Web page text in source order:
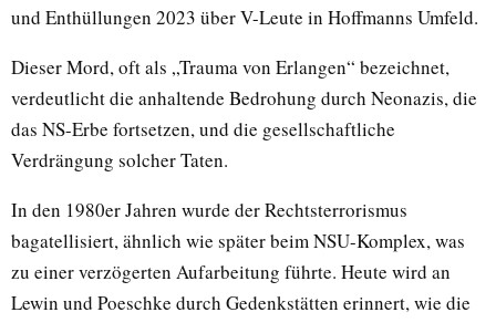
und Enthüllungen 2023 über V-Leute in Hoffmanns Umfeld.
Dieser Mord, oft als „Trauma von Erlangen“ bezeichnet,
verdeutlicht die anhaltende Bedrohung durch Neonazis, die
das NS-Erbe fortsetzen, und die gesellschaftliche
Verdrängung solcher Taten.
In den 1980er Jahren wurde der Rechtsterrorismus
bagatellisiert, ähnlich wie später beim NSU-Komplex, was
zu einer verzögerten Aufarbeitung führte. Heute wird an
Lewin und Poeschke durch Gedenkstätten erinnert, wie die